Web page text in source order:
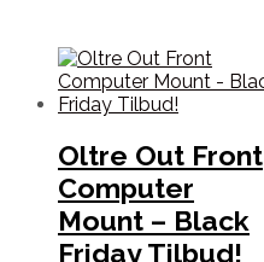
Oltre Out Front
Computer
Mount – Black
Friday Tilbud!